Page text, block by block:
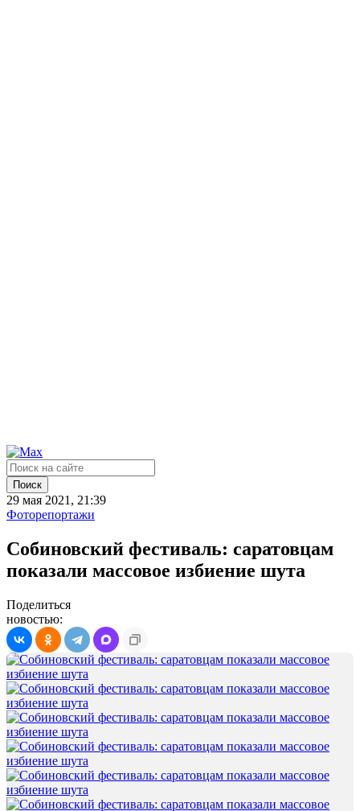
Поиск
29 мая 2021, 21:39
Фоторепортажи
Собиновский фестиваль: саратовцам
показали массовое избиение шута
Поделиться
новостью: